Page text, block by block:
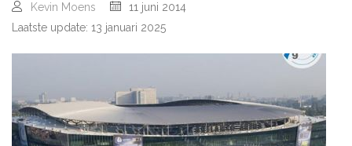
Kevin Moens
11 juni 2014
Laatste update: 13 januari 2025